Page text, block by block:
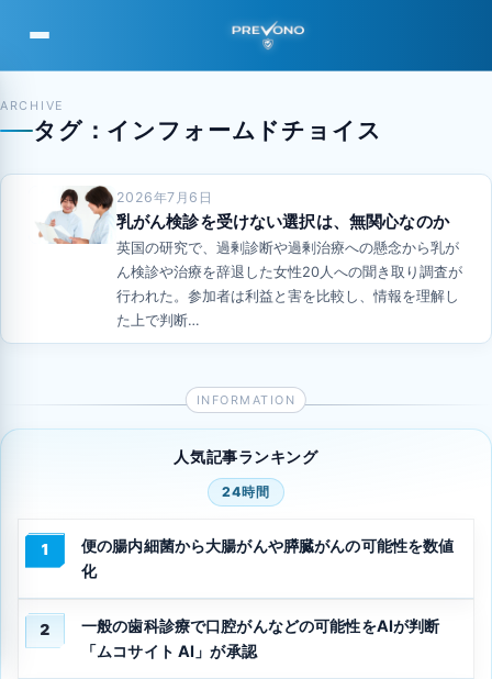
PREVONO
ARCHIVE
タグ：インフォームドチョイス
2026年7月6日
乳がん検診を受けない選択は、無関心なのか
英国の研究で、過剰診断や過剰治療への懸念から乳が
ん検診や治療を辞退した女性20人への聞き取り調査が
行われた。参加者は利益と害を比較し、情報を理解し
た上で判断…
人気記事ランキング
24時間
1
便の腸内細菌から大腸がんや膵臓がんの可能性を数値
化
2
一般の歯科診療で口腔がんなどの可能性をAIが判断
「ムコサイト AI」が承認